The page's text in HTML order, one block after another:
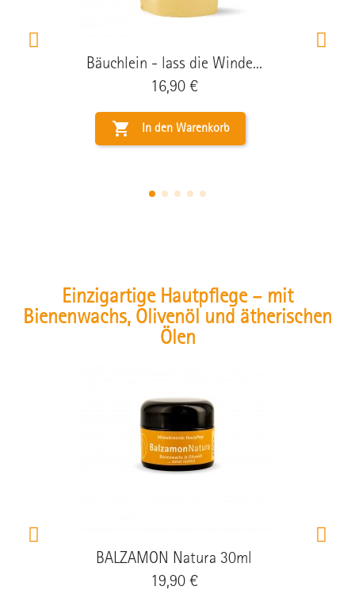
Bäuchlein - lass die Winde...
Preis
16,90 €
 In den Warenkorb
Einzigartige Hautpflege – mit
Bienenwachs, Olivenöl und ätherischen
Ölen
BALZAMON Natura 30ml
Preis
19,90 €